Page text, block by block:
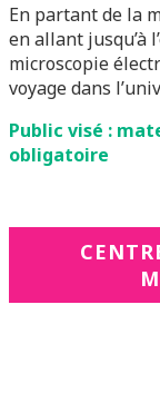
En partant de la
en allant jusqu’à
microscopie
voyage dans
Public visé :
obligatoire